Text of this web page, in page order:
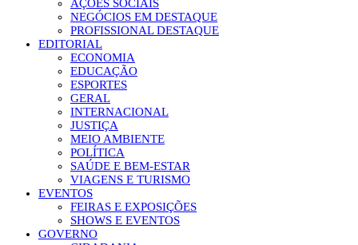
AÇÕES SOCIAIS
NEGÓCIOS EM DESTAQUE
PROFISSIONAL DESTAQUE
EDITORIAL
ECONOMIA
EDUCAÇÃO
ESPORTES
GERAL
INTERNACIONAL
JUSTIÇA
MEIO AMBIENTE
POLÍTICA
SAÚDE E BEM-ESTAR
VIAGENS E TURISMO
EVENTOS
FEIRAS E EXPOSIÇÕES
SHOWS E EVENTOS
GOVERNO